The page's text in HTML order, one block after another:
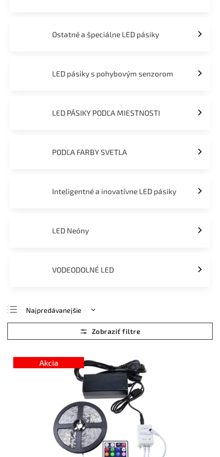
Ostatné a špeciálne LED pásiky
LED pásiky s pohybovým senzorom
LED PÁSIKY PODĽA MIESTNOSTI
PODĽA FARBY SVETLA
Inteligentné a inovatívne LED pásiky
LED Neóny
VODEODOLNÉ LED
Najpredávanejšie
Najlacnejšie
Najdrahšie
Abecedne
Akcia